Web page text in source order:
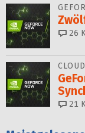
26
21